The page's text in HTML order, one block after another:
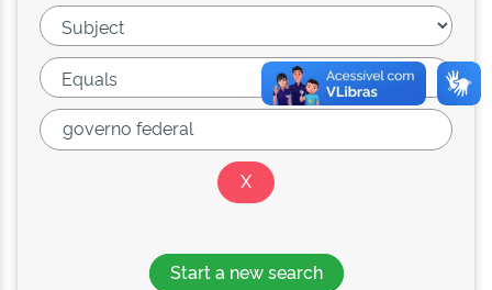
Start a new search